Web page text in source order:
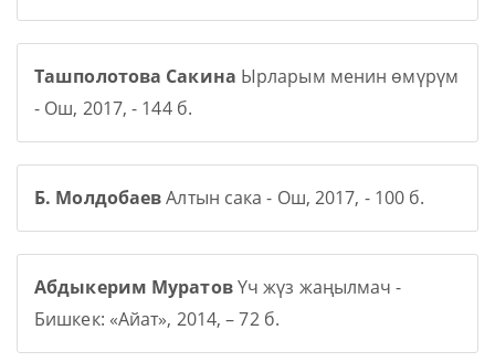
Ташполотова Сакина Ырларым менин өмүрүм
- Ош, 2017, - 144 б.
Б. МолдобаевАлтын сака - Ош, 2017, - 100 б.
Абдыкерим МуратовҮч жүз жаңылмач -
Бишкек: «Айат», 2014, – 72 б.